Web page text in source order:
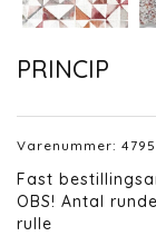
PRINCIP
Varenummer:
Fast
OBS! Antal
rulle